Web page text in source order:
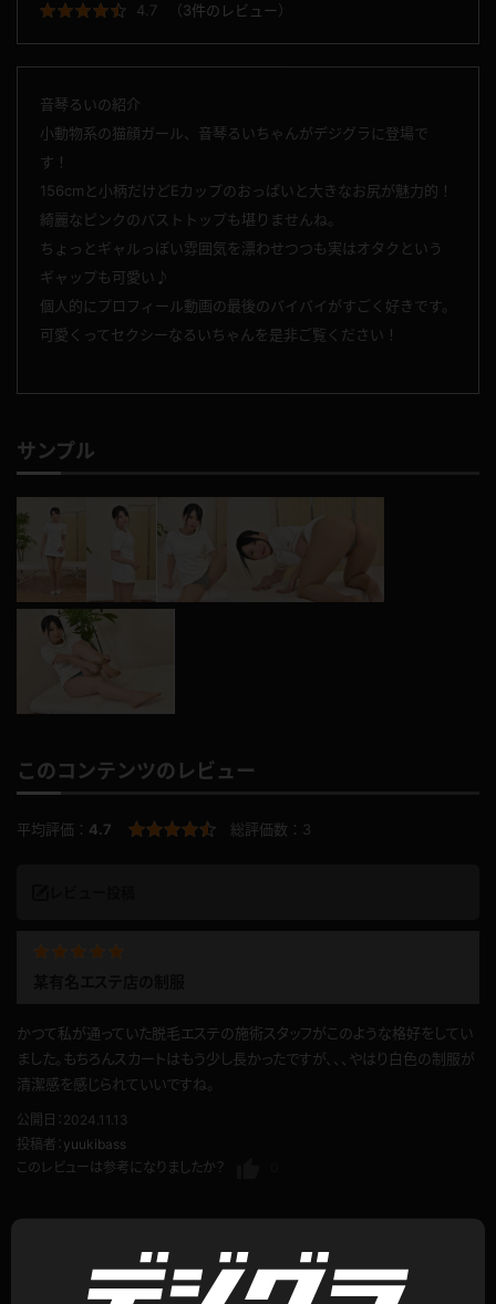
4.7
（3件のレビュー）
音琴るいの紹介
小動物系の猫顔ガール、音琴るいちゃんがデジグラに登場で
す！
156cmと小柄だけどEカップのおっぱいと大きなお尻が魅力的！
綺麗なピンクのバストトップも堪りませんね。
ちょっとギャルっぽい雰囲気を漂わせつつも実はオタクという
ギャップも可愛い♪
個人的にプロフィール動画の最後のバイバイがすごく好きです。
可愛くってセクシーなるいちゃんを是非ご覧ください！
サンプル
このコンテンツのレビュー
平均評価： 4.7 総評価数： 3
かつて私が通っていた脱毛エステの施術スタッフがこのような格好をしてい
ました。もちろんスカートはもう少し長かったですが、、、やはり白色の制服が
清潔感を感じられていいですね。
公開日：2024.11.13
投稿者： yuukibass
このレビューは参考になりましたか？